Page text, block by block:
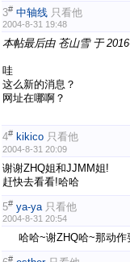
3# 中轴线 只看他
2004-8-31 19:48
本帖最后由 苍山雪 于
哇
这么新的消息？
网址在哪啊？
4# kikico 只看他
2004-8-31 20:09
谢谢ZHQ姐和JJMM姐!
赶快去看看!哈哈
5# ya-ya 只看他
2004-8-31 20:54
哈哈~谢ZHQ哈~那动作
#